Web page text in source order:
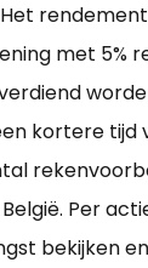
met 5%
kortere tijd
Per
bekijken